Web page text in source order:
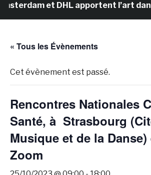
et DHL apportent l’art
« Tous les Évènements
Cet évènement est passé.
Rencontres Nationales
Santé, à Strasbourg
Musique et de la
Zoom